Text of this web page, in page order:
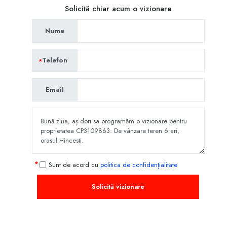
Solicită chiar acum o vizionare
Nume
Telefon
Email
Sunt de acord cu politica de confidențialitate
Solicită vizionare